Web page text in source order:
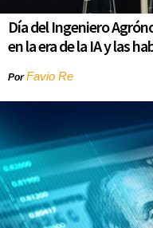
Día del Ingeniero
en la era de la IA y las
PorFavio Re